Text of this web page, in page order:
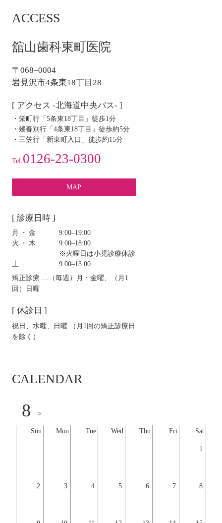
ACCESS
舘山歯科東町医院
〒068–0004
岩見沢市4条東18丁目28
[ アクセス -北海道中央バス- ]
・栄町行「5条東18丁目」徒歩1分
・幾春別行「4条東18丁目」徒歩約5分
・三笠行「新東町入口」徒歩約15分
Tel. 0126-23-0300
MAP
[ 診療日時 ]
月・金
9:00‒19:00
火・木
9:00‒18:00
※火曜日は小児診療休診
土
9:00‒13:00
矯正診療 …（毎週）月・金曜、（月1
回）日曜
[ 休診日 ]
祝日、水曜、日曜 （月1回の矯正診療日
を除く）
CALENDAR
Sun Mon Tue Wed Thu Fri Sat
1
2 3 4 5 6 7 8
8 >